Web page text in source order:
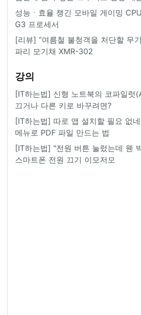
성능ㆍ효율 챙긴 모바일 게이밍
G3 프로세서
[리뷰] “여름철 불청객을 처단할 무
파리 모기채 XMR-302
강의
[IT하는법] 신형 노트북의 코파일럿
끄거나 다른 키로 바꾸려면?
[IT하는법] 따로 앱 설치할 필요 없
메뉴로 PDF 파일 만드는 법
[IT하는법] "전원 버튼 눌렀는데 웬
스마트폰 전원 끄기 이모저모